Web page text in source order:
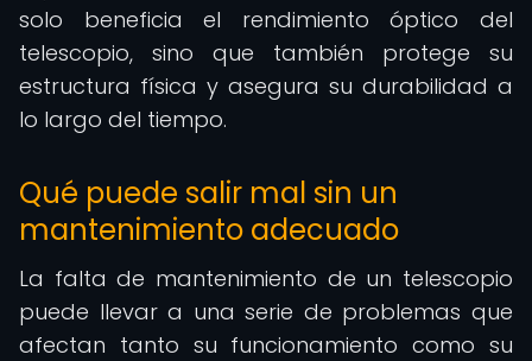
solo beneficia el rendimiento óptico del
telescopio, sino que también protege su
estructura física y asegura su durabilidad a
lo largo del tiempo.
Qué puede salir mal sin un
mantenimiento adecuado
La falta de mantenimiento de un telescopio
puede llevar a una serie de problemas que
afectan tanto su funcionamiento como su